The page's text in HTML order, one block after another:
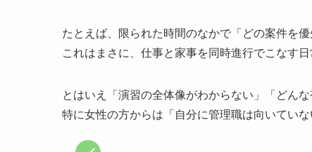
たとえば、限られた時間のなかで「どの案件
これはまさに、仕事と家事を同時進行でこなす日
とはいえ「演習の全体像がわからない」「どん
特に女性の方からは「自分に管理職は向いてい